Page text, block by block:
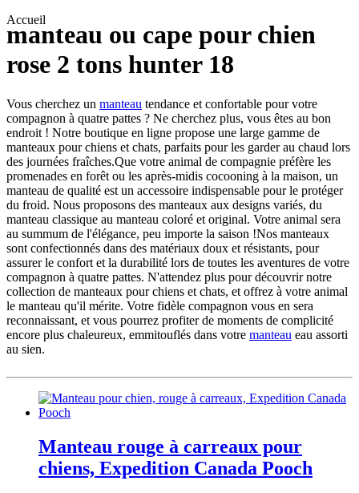
Accueil
manteau ou cape pour chien
rose 2 tons hunter 18
Vous cherchez un manteau tendance et confortable pour votre
compagnon à quatre pattes ? Ne cherchez plus, vous êtes au bon
endroit ! Notre boutique en ligne propose une large gamme de
manteaux pour chiens et chats, parfaits pour les garder au chaud lors
des journées fraîches.Que votre animal de compagnie préfère les
promenades en forêt ou les après-midis cocooning à la maison, un
manteau de qualité est un accessoire indispensable pour le protéger
du froid. Nous proposons des manteaux aux designs variés, du
manteau classique au manteau coloré et original. Votre animal sera
au summum de l'élégance, peu importe la saison !Nos manteaux
sont confectionnés dans des matériaux doux et résistants, pour
assurer le confort et la durabilité lors de toutes les aventures de votre
compagnon à quatre pattes. N'attendez plus pour découvrir notre
collection de manteaux pour chiens et chats, et offrez à votre animal
le manteau qu'il mérite. Votre fidèle compagnon vous en sera
reconnaissant, et vous pourrez profiter de moments de complicité
encore plus chaleureux, emmitouflés dans votre manteau eau assorti
au sien.
Manteau rouge à carreaux pour
chiens, Expedition Canada Pooch